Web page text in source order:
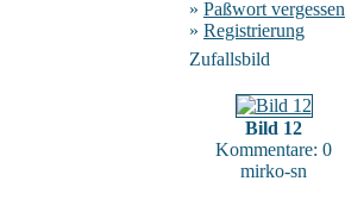
» Paßwort vergessen
» Registrierung
Zufallsbild
Bild 12
Kommentare: 0
mirko-sn